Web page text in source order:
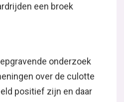
een broek
onderzoek
over de culotte
positief zijn en daar